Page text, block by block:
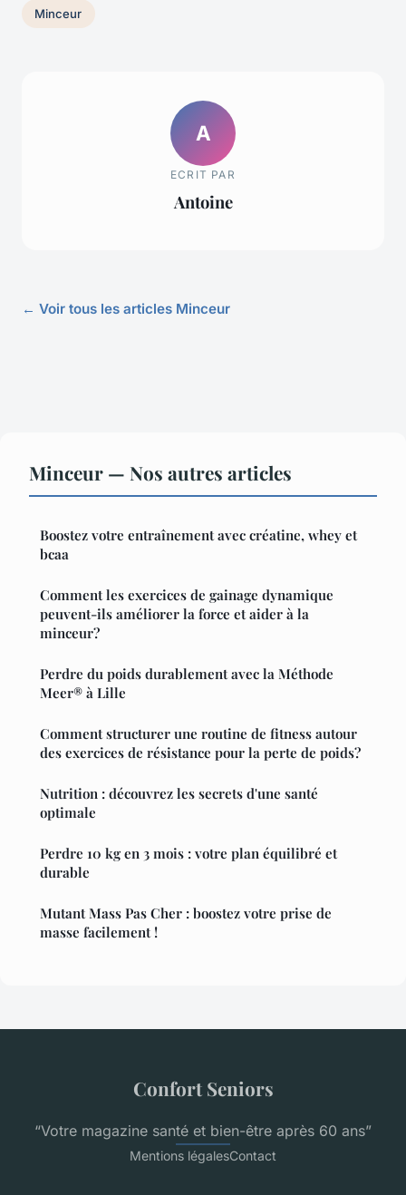
Minceur
A
ECRIT PAR
Antoine
← Voir tous les articles Minceur
Minceur — Nos autres articles
Boostez votre entraînement avec créatine, whey et
bcaa
Comment les exercices de gainage dynamique
peuvent-ils améliorer la force et aider à la
minceur?
Perdre du poids durablement avec la Méthode
Meer® à Lille
Comment structurer une routine de fitness autour
des exercices de résistance pour la perte de poids?
Nutrition : découvrez les secrets d'une santé
optimale
Perdre 10 kg en 3 mois : votre plan équilibré et
durable
Mutant Mass Pas Cher : boostez votre prise de
masse facilement !
Confort Seniors
“Votre magazine santé et bien-être après 60 ans”
Mentions légalesContact